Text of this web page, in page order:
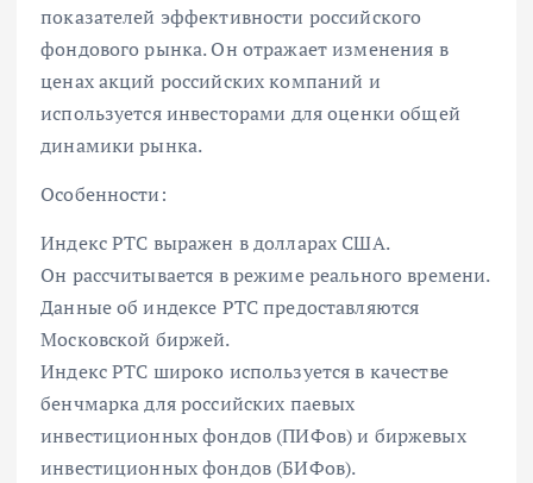
показателей эффективности российского
фондового рынка. Он отражает изменения в
ценах акций российских компаний и
используется инвесторами для оценки общей
динамики рынка.
Особенности:
Индекс РТС выражен в долларах США.
Он рассчитывается в режиме реального времени.
Данные об индексе РТС предоставляются
Московской биржей.
Индекс РТС широко используется в качестве
бенчмарка для российских паевых
инвестиционных фондов (ПИФов) и биржевых
инвестиционных фондов (БИФов).